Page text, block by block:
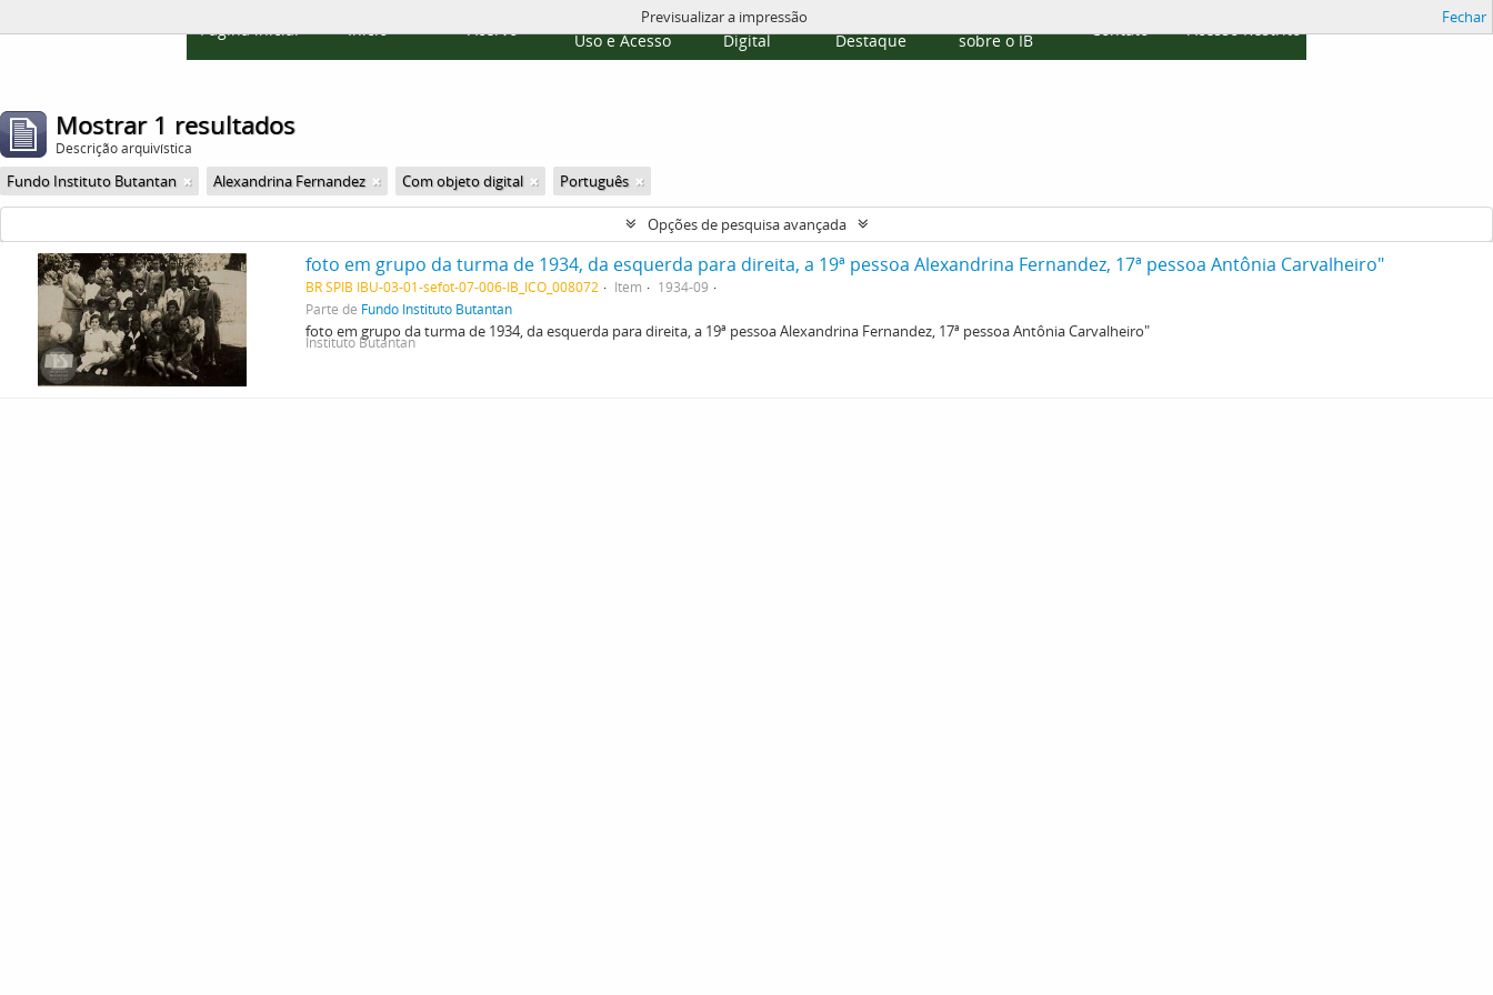
Página inicial Início Acervo
Políticas de
Uso e Acesso
Repositório
Digital
Destaque
sobre o IB
Contato Acesso Restrito
Previsualizar a impressão Fechar
Mostrar 1 resultados
Descrição arquivística
Fundo Instituto Butantan Alexandrina Fernandez Com objeto digital Português
Opções de pesquisa avançada
foto em grupo da turma de 1934, da esquerda para direita, a 19ª pessoa Alexandrina Fernandez, 17ª pessoa Antônia Carvalheiro"
BR SPIB IBU-03-01-sefot-07-006-IB_ICO_008072 Item
1934-09
Parte de Fundo Instituto Butantan
foto em grupo da turma de 1934, da esquerda para direita, a 19ª pessoa Alexandrina Fernandez, 17ª pessoa Antônia Carvalheiro"
Instituto Butantan